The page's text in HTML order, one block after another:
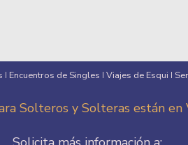
I Encuentros de Singles I Viajes de Esqui I
Solteros y Solteras están en